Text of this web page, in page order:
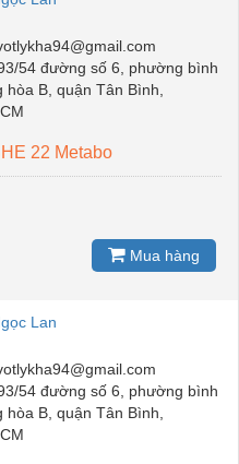
54 đường số 6, phường bình
hòa B, quận Tân Bình,
22 Metabo
Mua hàng
Lan
54 đường số 6, phường bình
hòa B, quận Tân Bình,